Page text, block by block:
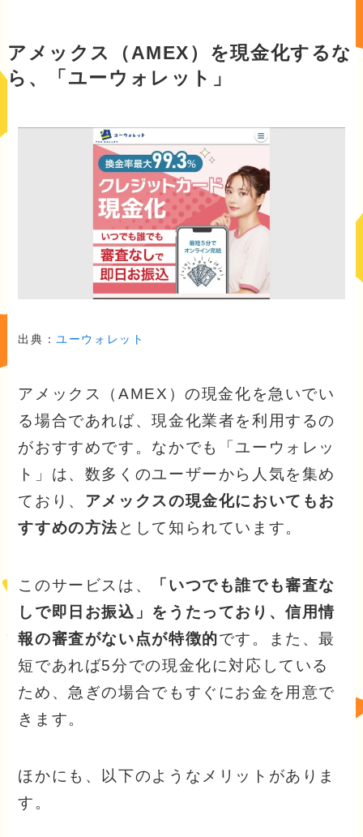
アメックス（AMEX）を現金化するな
ら、「ユーウォレット」
出典：ユーウォレット
アメックス（AMEX）の現金化を急いでい
る場合であれば、現金化業者を利用するの
がおすすめです。なかでも「ユーウォレッ
ト」は、数多くのユーザーから人気を集め
ており、
アメックスの現金化においてもお
すすめの方法として知られています。
このサービスは、
「いつでも誰でも審査な
しで即日お振込」をうたっており、信用情
報の審査がない点が特徴的です。また、最
短であれば5分での現金化に対応している
ため、急ぎの場合でもすぐにお金を用意で
きます。
ほかにも、以下のようなメリットがありま
す。